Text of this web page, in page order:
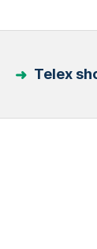
Telex